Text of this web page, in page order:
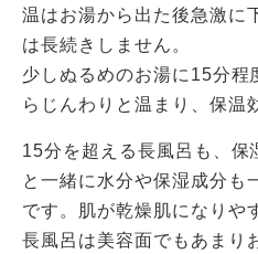
温はお湯から出た後急激に
は長続きしません。
少しぬるめのお湯に15分程
らじんわりと温まり、保温
15分を超える長風呂も、保
と一緒に水分や保湿成分も
です。肌が乾燥肌になりや
長風呂は美容面でもあまり